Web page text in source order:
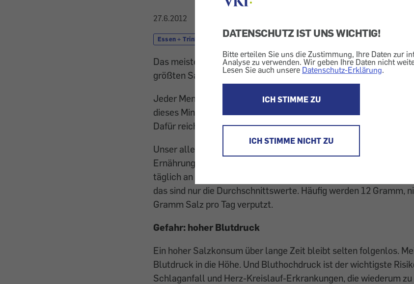
DATENSCHUTZ IST UNS WICHTIG!
Bitte erteilen Sie uns die Zustimmung, Ihre Daten zur
Analyse zu verwenden. Wir geben Ihre Daten nicht
Lesen Sie auch unsere Datenschutz-Erklärung.
ICH STIMME ZU
ICH STIMME NICHT ZU
27.6.2012
Essen + Trinken Salz Lebensmittel Kochen
Das meiste Salz steckt in verarbeiteten Lebensmitteln. Wir
größten Salzsünder ausfindig gemacht.
Jeder Mensch braucht Salz. Mit seinen Bestandteilen Natrium
dieses Mineral den menschlichen Wasserhaushalt und
Dafür reichen allerdings bereits wenige Gramm pro Tag.
Unser aller Ernährungsalltag sieht jedoch ganz anders aus, wie
Ernährungsbericht von 2008 nachlesen lässt: Jede Frau
täglich an die 8 Gramm Kochsalz; bei den Männern sind es
das sind nur die Durchschnittswerte. Häufig werden 12 Gramm,
Gramm Salz pro Tag verputzt.
Gefahr: hoher Blutdruck
Ein hoher Salzkonsum über lange Zeit bleibt selten folgenlos.
Blutdruck in die Höhe. Und Bluthochdruck ist der wichtigste
Schlaganfall und Herz-Kreislauf-Erkrankungen, die wiederum zu